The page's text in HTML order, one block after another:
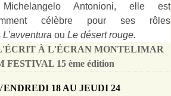
Antonioni, elle est
célèbre pour ses rôles
L’avventura ou Le désert rouge.
À L'ÉCRAN MONTELIMAR
FESTIVAL 15 ème édition
18 AU JEUDI 24